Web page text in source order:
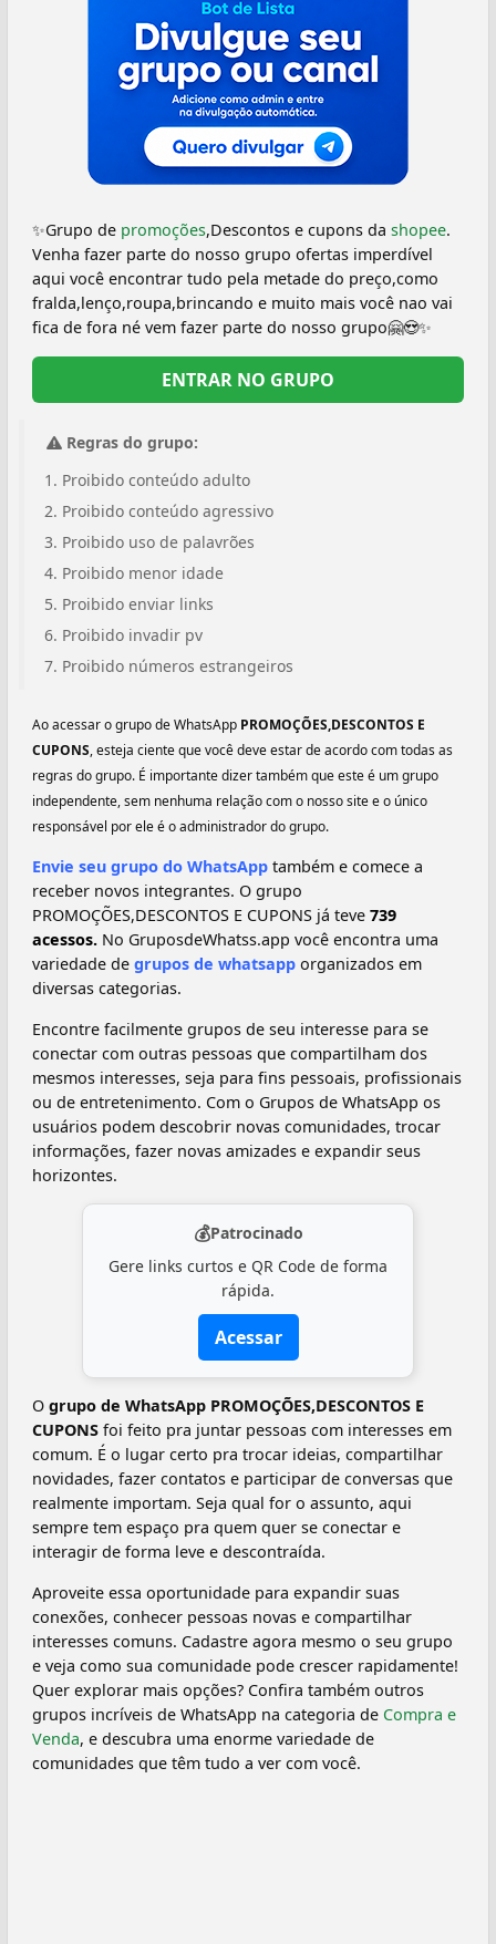
✨️Grupo de promoções,Descontos e cupons da shopee.
Venha fazer parte do nosso grupo ofertas imperdível
aqui você encontrar tudo pela metade do preço,como
fralda,lenço,roupa,brincando e muito mais você nao vai
fica de fora né vem fazer parte do nosso grupo🤗😍✨️
ENTRAR NO GRUPO
Regras do grupo:
Proibido conteúdo adulto
Proibido conteúdo agressivo
Proibido uso de palavrões
Proibido menor idade
Proibido enviar links
Proibido invadir pv
Proibido números estrangeiros
Ao acessar o grupo de WhatsApp PROMOÇÕES,DESCONTOS E
CUPONS️, esteja ciente que você deve estar de acordo com todas as
regras do grupo. É importante dizer também que este é um grupo
independente, sem nenhuma relação com o nosso site e o único
responsável por ele é o administrador do grupo.
Envie seu grupo do WhatsApp também e comece a
receber novos integrantes. O grupo
PROMOÇÕES,DESCONTOS E CUPONS️ já teve 739
acessos. No GruposdeWhatss.app você encontra uma
variedade de grupos de whatsapp organizados em
diversas categorias.
Encontre facilmente grupos de seu interesse para se
conectar com outras pessoas que compartilham dos
mesmos interesses, seja para fins pessoais, profissionais
ou de entretenimento. Com o Grupos de WhatsApp os
usuários podem descobrir novas comunidades, trocar
informações, fazer novas amizades e expandir seus
horizontes.
💰Patrocinado
Gere links curtos e QR Code de forma
rápida.
Acessar
O grupo de WhatsApp PROMOÇÕES,DESCONTOS E
CUPONS️ foi feito pra juntar pessoas com interesses em
comum. É o lugar certo pra trocar ideias, compartilhar
novidades, fazer contatos e participar de conversas que
realmente importam. Seja qual for o assunto, aqui
sempre tem espaço pra quem quer se conectar e
interagir de forma leve e descontraída.
Aproveite essa oportunidade para expandir suas
conexões, conhecer pessoas novas e compartilhar
interesses comuns. Cadastre agora mesmo o seu grupo
e veja como sua comunidade pode crescer rapidamente!
Quer explorar mais opções? Confira também outros
grupos incríveis de WhatsApp na categoria de Compra e
Venda, e descubra uma enorme variedade de
comunidades que têm tudo a ver com você.